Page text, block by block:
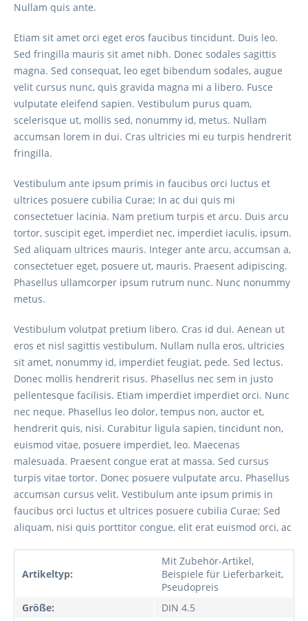
Nullam quis ante.
Etiam sit amet orci eget eros faucibus tincidunt. Duis leo.
Sed fringilla mauris sit amet nibh. Donec sodales sagittis
magna. Sed consequat, leo eget bibendum sodales, augue
velit cursus nunc, quis gravida magna mi a libero. Fusce
vulputate eleifend sapien. Vestibulum purus quam,
scelerisque ut, mollis sed, nonummy id, metus. Nullam
accumsan lorem in dui. Cras ultricies mi eu turpis hendrerit
fringilla.
Vestibulum ante ipsum primis in faucibus orci luctus et
ultrices posuere cubilia Curae; In ac dui quis mi
consectetuer lacinia. Nam pretium turpis et arcu. Duis arcu
tortor, suscipit eget, imperdiet nec, imperdiet iaculis, ipsum.
Sed aliquam ultrices mauris. Integer ante arcu, accumsan a,
consectetuer eget, posuere ut, mauris. Praesent adipiscing.
Phasellus ullamcorper ipsum rutrum nunc. Nunc nonummy
metus.
Vestibulum volutpat pretium libero. Cras id dui. Aenean ut
eros et nisl sagittis vestibulum. Nullam nulla eros, ultricies
sit amet, nonummy id, imperdiet feugiat, pede. Sed lectus.
Donec mollis hendrerit risus. Phasellus nec sem in justo
pellentesque facilisis. Etiam imperdiet imperdiet orci. Nunc
nec neque. Phasellus leo dolor, tempus non, auctor et,
hendrerit quis, nisi. Curabitur ligula sapien, tincidunt non,
euismod vitae, posuere imperdiet, leo. Maecenas
malesuada. Praesent congue erat at massa. Sed cursus
turpis vitae tortor. Donec posuere vulputate arcu. Phasellus
accumsan cursus velit. Vestibulum ante ipsum primis in
faucibus orci luctus et ultrices posuere cubilia Curae; Sed
aliquam, nisi quis porttitor congue, elit erat euismod orci, ac
Artikeltyp:
Mit Zubehör-Artikel,
Beispiele für Lieferbarkeit,
Pseudopreis
Größe:
DIN 4.5